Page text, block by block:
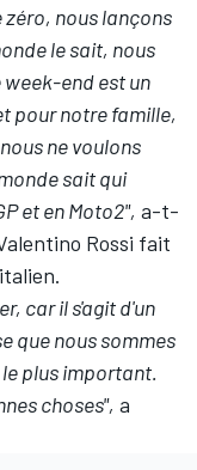
nous lançons
le sait, nous
end est un
pour notre famille,
ne voulons
sait qui
et en Moto2", a-t-
Rossi fait
.
car il s'agit d'un
que nous sommes
plus important.
choses", a